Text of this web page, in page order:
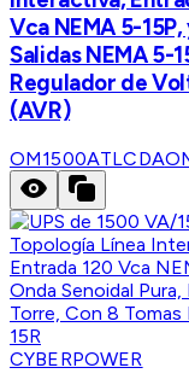
Vca NEMA 5-15P,
Salidas NEMA 5-
Regulador de
(AVR)
OM1500ATLCDA
CYBERPOWER